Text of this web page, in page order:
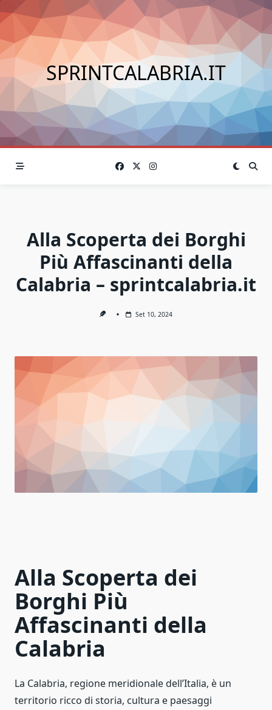
Skip
to
content
SPRINTCALABRIA.IT
Alla Scoperta dei Borghi
Più Affascinanti della
Calabria – sprintcalabria.it
Set 10, 2024
Alla Scoperta dei
Borghi Più
Affascinanti della
Calabria
La Calabria, regione meridionale dell’Italia, è un
territorio ricco di storia, cultura e paesaggi